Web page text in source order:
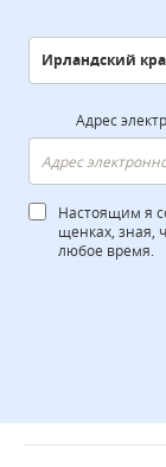
Адрес
Настоящим я
щенках, зная,
любое время.